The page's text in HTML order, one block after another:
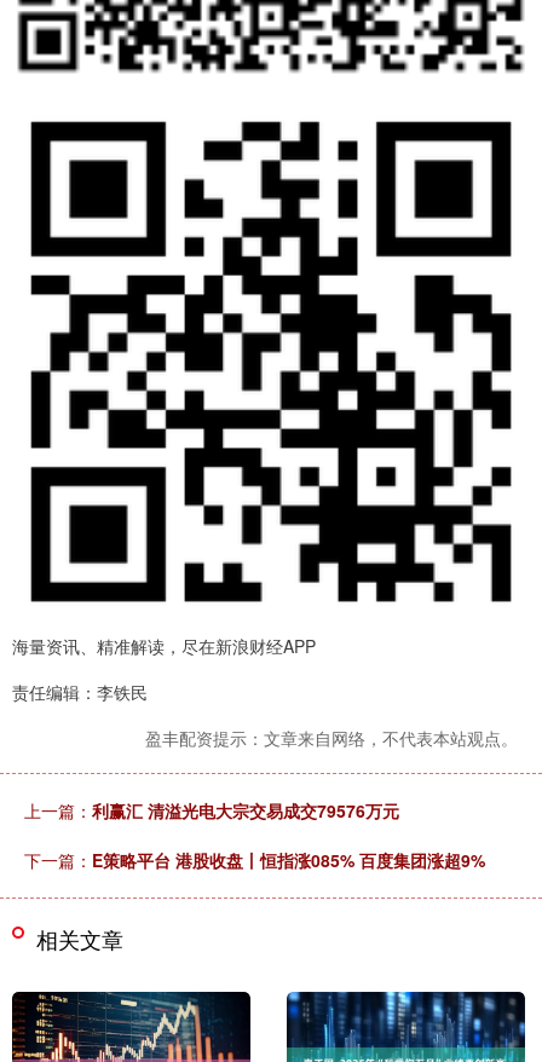
海量资讯、精准解读，尽在新浪财经APP
责任编辑：李铁民
盈丰配资提示：文章来自网络，不代表本站观点。
上一篇： 利赢汇 清溢光电大宗交易成交79576万元
下一篇： E策略平台 港股收盘丨恒指涨085% 百度集团涨超9%
相关文章